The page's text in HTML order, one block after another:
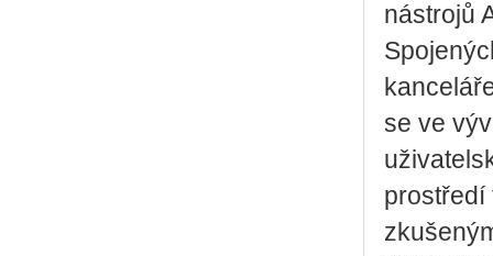
nástrojů
se ve
prostředí